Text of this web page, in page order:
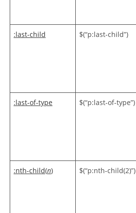
:last-child $(“p:last-child”)
:last-of-type $(“p:last-of-type”)
:nth-child(n) $(“p:nth-child(2)”)